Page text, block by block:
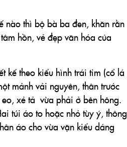
nào thì bộ bà ba đen, khăn rằn
hồn, vẻ đẹp văn hóa của
kế theo kiểu hình trái tim (cổ lá
mảnh vải nguyên, thân trước
xẻ tả vừa phải ở bên hông.
túi áo to hoặc nhỏ tùy ý, thông
áo cho vừa vặn kiểu dáng